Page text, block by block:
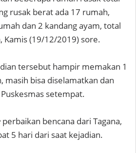
rusak berat ada 17 rumah,
dan 2 kandang ayam, total
Kamis (19/12/2019) sore.
tersebut hampir memakan 1
masih bisa diselamatkan dan
setempat.
perbaikan bencana dari Tagana,
5 hari dari saat kejadian.